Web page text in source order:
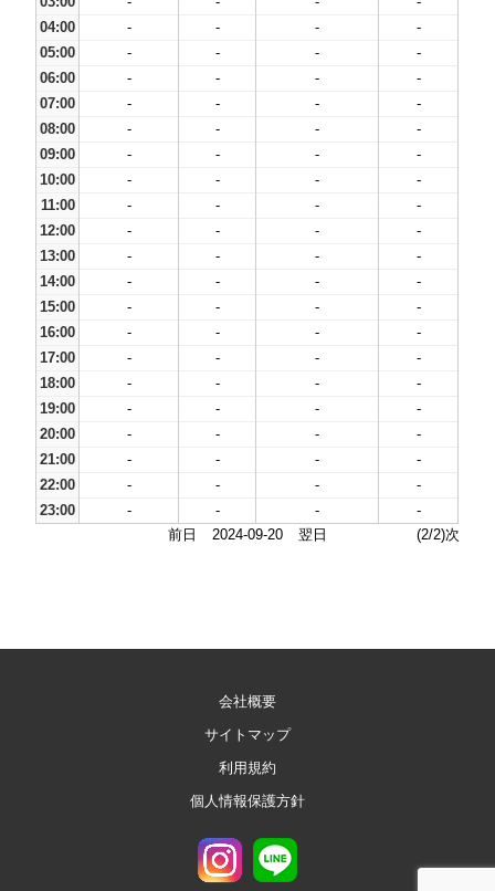
04:00
- - -
-
05:00
- - -
-
06:00
- - -
-
07:00
- - -
-
08:00
- - -
-
09:00
- - -
-
10:00
- - -
-
11:00
- - -
-
12:00
- - -
-
13:00
- - -
-
14:00
- - -
-
15:00
- - -
-
16:00
- - -
-
17:00
- - -
-
18:00
- - -
-
19:00
- - -
-
20:00
- - -
-
21:00
- - -
-
22:00
- - -
-
23:00
- - -
-
前日
2024-09-20 翌日 (2/2)次
会社概要
サイトマップ
利用規約
個人情報保護方針